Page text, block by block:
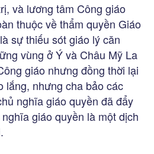
và lương tâm Công giáo
thuộc về thẩm quyền Giáo
sự thiếu sót giáo lý căn
vùng ở Ý và Châu Mỹ La
giáo nhưng đồng thời lại
lắng, nhưng cha bảo các
nghĩa giáo quyền đã đẩy
giáo quyền là một dịch